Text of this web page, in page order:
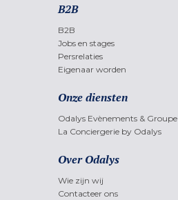
B2B
B2B
Jobs en stages
Persrelaties
Eigenaar worden
Onze diensten
Odalys Evènements & Groupe
La Conciergerie by Odalys
Over Odalys
Wie zijn wij
Contacteer ons